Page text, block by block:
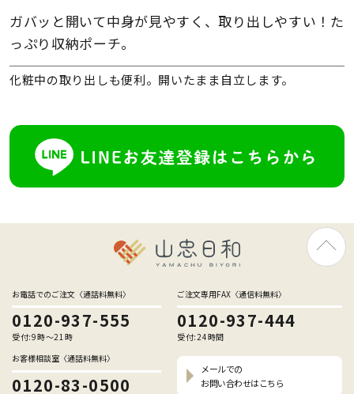
ガバッと開いて中身が見やすく、取り出しやすい！た
っぷり収納ポーチ。
化粧中の取り出しも便利。開いたまま自立します。
お電話でのご注文〈通話料無料〉
0120-937-555
受付:9時〜21時
ご注文専用FAX〈通信料無料〉
0120-937-444
受付:24時間
お客様相談室〈通話料無料〉
0120-83-0500
メールでの
お問い合わせはこちら